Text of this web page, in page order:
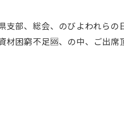
支部、総会、のびよわれら
材困窮不足🆘️、の中、ご出席